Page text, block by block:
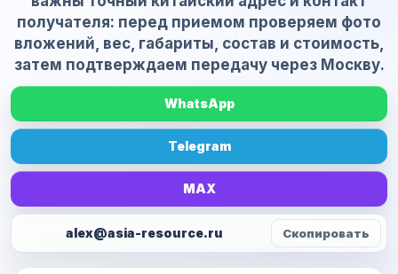
получателя: перед приемом проверяем фото
вложений, вес, габариты, состав и стоимость,
затем подтверждаем передачу через Москву.
WhatsApp
Telegram
MAX
alex@asia-resource.ru Скопировать